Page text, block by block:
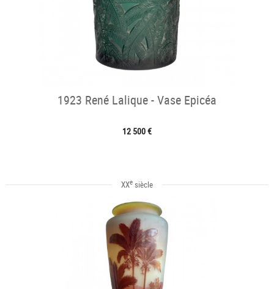
1923 René Lalique - Vase Epicéa
12 500 €
XXesiècle